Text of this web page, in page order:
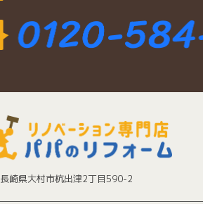
長崎県大村市杭出津2丁目590-2